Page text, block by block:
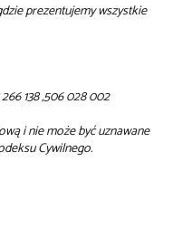
prezentujemy wszystkie
138 ,506 028 002
i nie może być uznawane
Cywilnego.